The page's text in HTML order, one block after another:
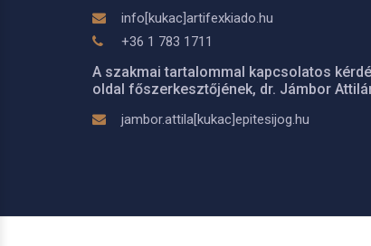
info[kukac]artifexkiado.hu
+36 1 783 1711
A szakmai tartalommal kapcsolatos
oldal főszerkesztőjének, dr. Jámbor
jambor.attila[kukac]epitesijog.hu